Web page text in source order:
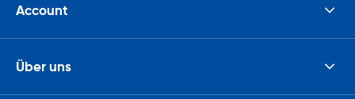
Account
Über uns